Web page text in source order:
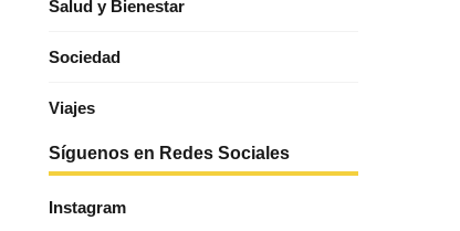
Salud y Bienestar
Sociedad
Viajes
Síguenos en Redes Sociales
Instagram